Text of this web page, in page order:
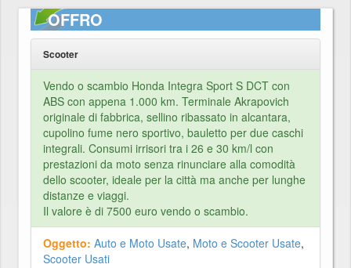
OFFRO
Scooter
Vendo o scambio Honda Integra Sport S DCT con
ABS con appena 1.000 km. Terminale Akrapovich
originale di fabbrica, sellino ribassato in alcantara,
cupolino fume nero sportivo, bauletto per due caschi
integrali. Consumi irrisori tra i 26 e 30 km/l con
prestazioni da moto senza rinunciare alla comodità
dello scooter, ideale per la città ma anche per lunghe
distanze e viaggi.
Il valore è di 7500 euro vendo o scambio.
Oggetto: Auto e Moto Usate, Moto e Scooter Usate,
Scooter Usati